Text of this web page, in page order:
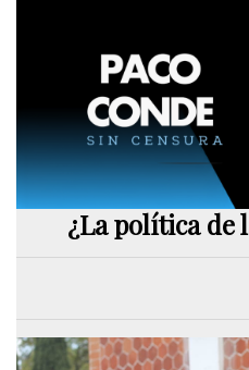
¿La política de